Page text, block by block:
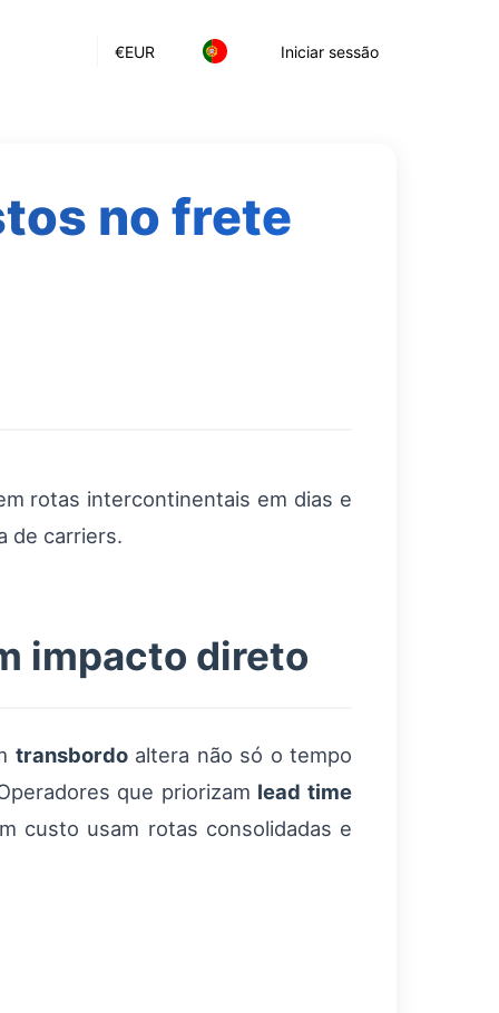
€EUR Iniciar sessão
no frete
rotas intercontinentais em dias e
de carriers.
impacto direto
transbordoaltera não só o tempo
que priorizam lead time
custo usam rotas consolidadas e